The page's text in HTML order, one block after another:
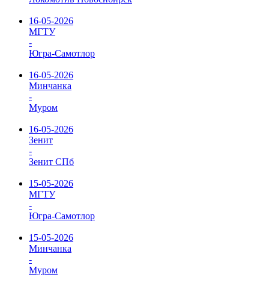
16-05-2026
МГТУ
-
Югра-Самотлор
16-05-2026
Минчанка
-
Муром
16-05-2026
Зенит
-
Зенит СПб
15-05-2026
МГТУ
-
Югра-Самотлор
15-05-2026
Минчанка
-
Муром